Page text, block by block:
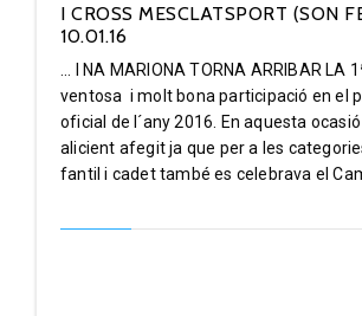
I CROSS MESCLATSPORT (SON
10.01.16
... I NA MARIONA TORNA ARRIBAR LA
ventosa i molt bona participació en el
oficial de l´any 2016. En aquesta
alicient afegit ja que per a les
fantil i cadet també es celebrava el